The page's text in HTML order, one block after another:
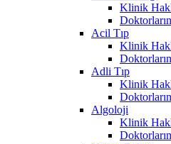
Klinik
Acil Tıp
Klinik
Adli Tıp
Klinik
Algoloji
Klinik